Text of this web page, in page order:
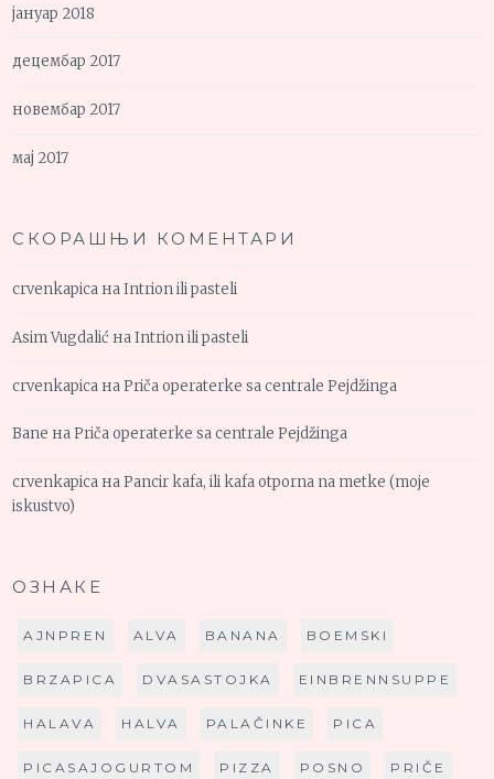
јануар 2018
децембар 2017
новембар 2017
мај 2017
СКОРАШЊИ КОМЕНТАРИ
crvenkapica наIntrion ili pasteli
Asim Vugdalić наIntrion ili pasteli
crvenkapica наPriča operaterke sa centrale Pejdžinga
Bane наPriča operaterke sa centrale Pejdžinga
crvenkapica наPancir kafa, ili kafa otporna na metke (moje
iskustvo)
ОЗНАКЕ
AJNPREN ALVA BANANA BOEMSKI
BRZAPICA DVASASTOJKA EINBRENNSUPPE
HALAVA HALVA PALAČINKE PICA
PICASAJOGURTOM PIZZA POSNO PRIČE